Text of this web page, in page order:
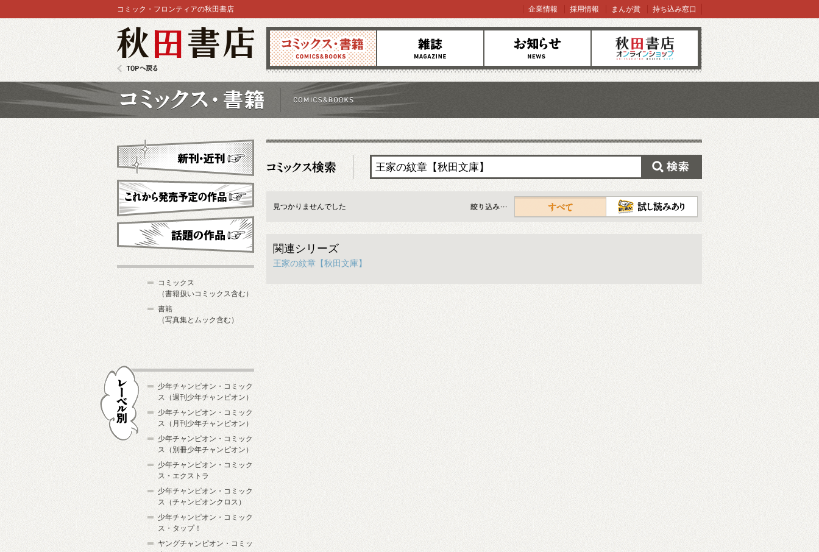
コミックス 雑誌 お知らせ オンラインショップ
コミック・フロンティアの秋田書店 企業情報 採用情報 まんが賞 持ち込み窓口
見つかりませんでした
すべて
関連シリーズ
王家の紋章【秋田文庫】
新刊・近刊
これから発売予定
コミックス
（書籍扱いコミックス含む）
書籍
（写真集とムック含む）
少年チャンピオン・コミック
ス（週刊少年チャンピオン）
少年チャンピオン・コミック
ス（月刊少年チャンピオン）
少年チャンピオン・コミック
ス（別冊少年チャンピオン）
少年チャンピオン・コミック
ス・エクストラ
少年チャンピオン・コミック
ス（チャンピオンクロス）
少年チャンピオン・コミック
ス・タップ！
ヤングチャンピオン・コミッ